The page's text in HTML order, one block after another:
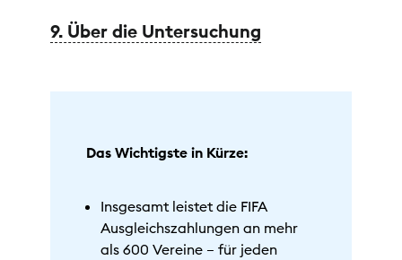
9. Über die Untersuchung
Das Wichtigste in Kürze:
Insgesamt leistet die FIFA
Ausgleichszahlungen an mehr
als 600 Vereine – für jeden